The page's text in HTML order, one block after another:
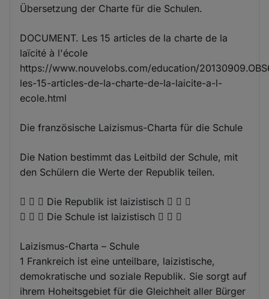
Übersetzung der Charte für die Schulen.
DOCUMENT. Les 15 articles de la charte de la
laïcité à l'école
https://www.nouvelobs.com/education/
les-15-articles-de-la-charte-de-la-laicite-a-l-
ecole.html
Die französische Laizismus-Charta für die Schule
Die Nation bestimmt das Leitbild der Schule, mit
den Schülern die Werte der Republik teilen.
   Die Republik ist laizistisch   
   Die Schule ist laizistisch   
Laizismus-Charta – Schule
1 Frankreich ist eine unteilbare, laizistische,
demokratische und soziale Republik. Sie sorgt auf
ihrem Hoheitsgebiet für die Gleichheit aller Bürger